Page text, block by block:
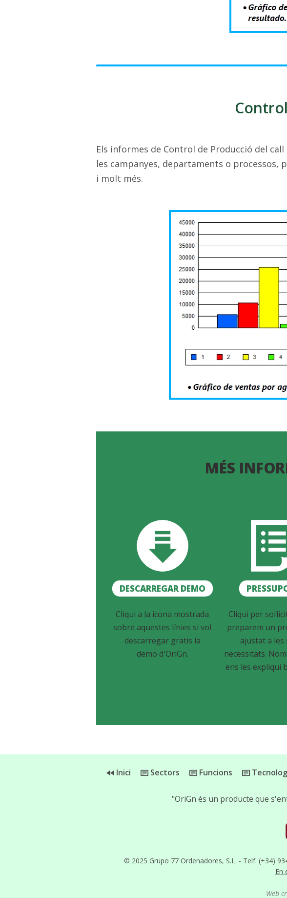
Els informes de Control de Producció del
les campanyes, departaments o
i molt més.
MÉS
DESCARREGAR DEMO
Cliqui a la icona mostrada
sobre aquestes línies si vol
descarregar gratis la
demo d'OriGn.
Cliqui per
preparem un
ajustat a les
necessitats.
ens les expliqui
Inici Sectors Funcions
© 2025 Grupo 77 Ordenadores, S.L. - Telf. (+34)
En
"OriGn és un producte que
Web